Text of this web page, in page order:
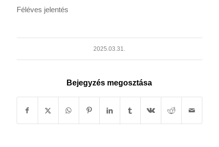
Féléves jelentés
2025.03.31.
Bejegyzés megosztása